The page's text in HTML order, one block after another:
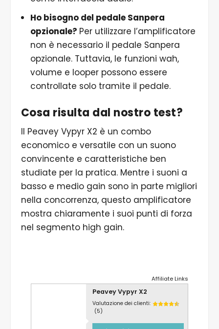
Ho bisogno del pedale Sanpera
opzionale? Per utilizzare l’amplificatore
non è necessario il pedale Sanpera
opzionale. Tuttavia, le funzioni wah,
volume e looper possono essere
controllate solo tramite il pedale.
Cosa risulta dal nostro test?
Il Peavey Vypyr X2 è un combo
economico e versatile con un suono
convincente e caratteristiche ben
studiate per la pratica. Mentre i suoni a
basso e medio gain sono in parte migliori
nella concorrenza, questo amplificatore
mostra chiaramente i suoi punti di forza
nel segmento high gain.
Affiliate Links
Peavey Vypyr X2
Valutazione dei clienti:
(5)